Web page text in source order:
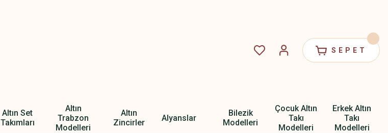
SEPET
Altın Set
Takımları
Altın
Trabzon
Modelleri
Altın
Zincirler
Alyanslar
Bilezik
Modelleri
Çocuk Altın
Takı
Modelleri
Erkek Altın
Takı
Modelleri